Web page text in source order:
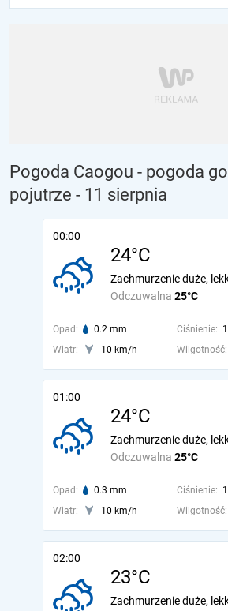
Pogoda Caogou - pogoda
pojutrze - 11 sierpnia
00:00
24°C
Odczuwalna 25°C
Zachmurzenie duże,
Opad: 0.2 mm Ciśnienie:
Wiatr:
10 km/h Wilgotność:
01:00
24°C
Odczuwalna 25°C
Zachmurzenie duże,
Opad: 0.3 mm Ciśnienie:
Wiatr:
10 km/h Wilgotność:
02:00
23°C
Zachmurzenie duże,